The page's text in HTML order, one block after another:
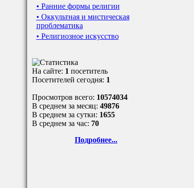
• Ранние формы религии
• Оккультная и мистическая
проблематика
• Религиозное искусство
На сайте: 1 посетитель
Посетителей сегодня: 1
Просмотров всего: 10574034
В среднем за месяц: 49876
В среднем за сутки: 1655
В среднем за час: 70
Подробнее...